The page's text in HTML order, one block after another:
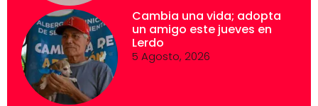
Cambia una vida; adopta
un amigo este jueves en
Lerdo
5 Agosto, 2026